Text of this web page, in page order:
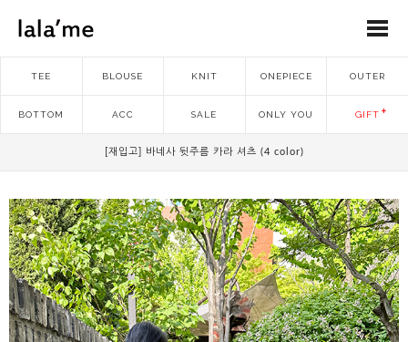
TEE BLOUSE KNIT ONEPIECE OUTER
BOTTOM ACC SALE ONLY YOU GIFT
[재입고] 바네사 뒷주름 카라 셔츠 (4 color)